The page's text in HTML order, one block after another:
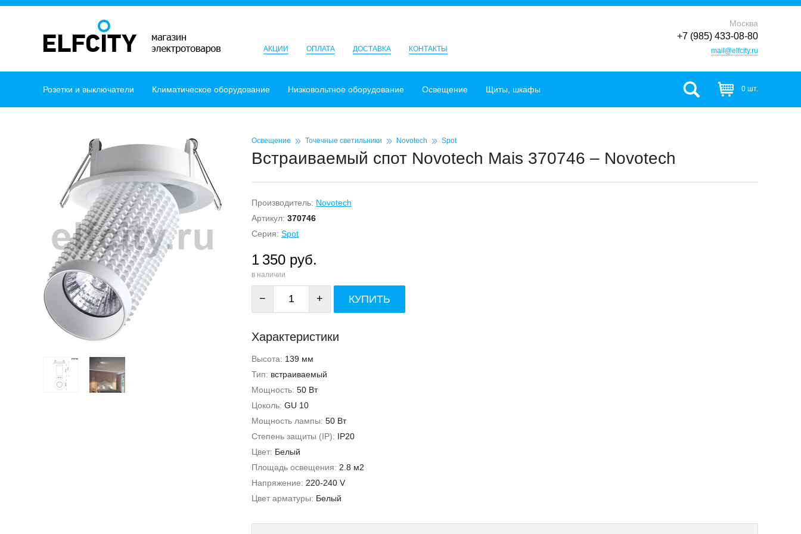
АКЦИИ ОПЛАТА ДОСТАВКА КОНТАКТЫ
Москва
+7 (985) 433-08-80
mail@elfcity.ru
Розетки и выключатели Климатическое оборудование Низковольтное оборудование Освещение Щиты, шкафы 0 шт.
Освещение Точечные светильники Novotech Spot
Встраиваемый спот Novotech Mais 370746 – Novotech
Производитель: Novotech
Артикул: 370746
Серия: Spot
1 350 руб.
в наличии
− + КУПИТЬ
Характеристики
Высота: 139 мм
Тип: встраиваемый
Мощность: 50 Вт
Цоколь: GU 10
Мощность лампы: 50 Вт
Степень защиты (IP): IP20
Цвет: Белый
Площадь освещения: 2.8 м2
Напряжение: 220-240 V
Цвет арматуры: Белый